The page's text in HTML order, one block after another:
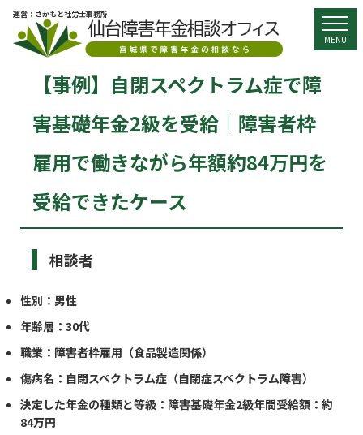
MENU
運営：さかもと社労士事務所
【事例】自閉スペクトラム症で障
害基礎年金2級を受給｜障害者枠
雇用で働きながら年額約84万円を
受給できたケース
相談者
性別：男性
年齢層：30代
職業：障害者枠雇用（食品製造関係）
傷病名：自閉スペクトラム症（自閉症スペクトラム障害）
決定した年金の種類と等級：障害基礎年金2級年間受給額：約
84万円